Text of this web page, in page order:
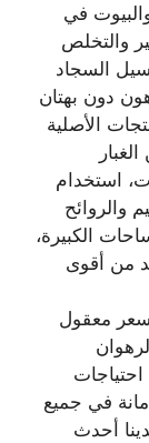
في
والتخلص
السجاد
دون بهتان
الأصلية
استخدام
والروائح
الكبيرة،
من أقوى
معقول
احتياجات
في جميع
أحدث